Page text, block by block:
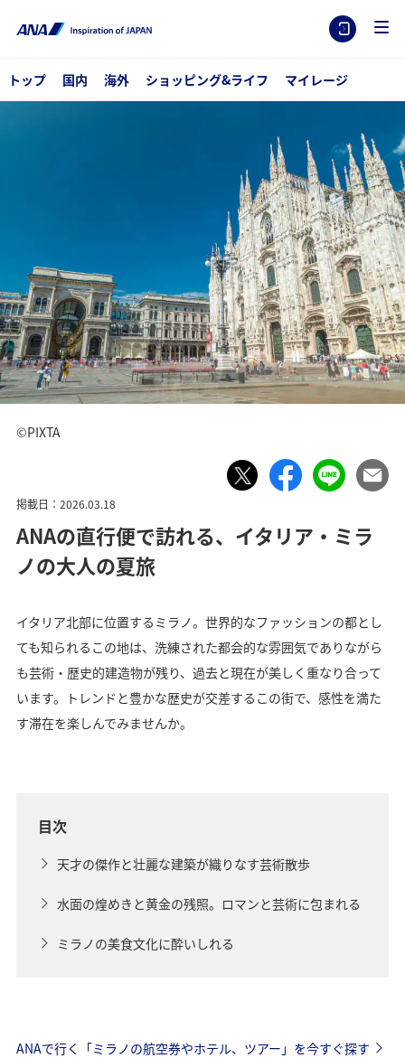
トップ 国内 海外 ショッピング&ライフ マイレージ
©PIXTA
掲載日：2026.03.18
ANAの直行便で訪れる、イタリア・ミラ
ノの大人の夏旅
イタリア北部に位置するミラノ。世界的なファッションの都とし
ても知られるこの地は、洗練された都会的な雰囲気でありながら
も芸術・歴史的建造物が残り、過去と現在が美しく重なり合って
います。トレンドと豊かな歴史が交差するこの街で、感性を満た
す滞在を楽しんでみませんか。
目次
天才の傑作と壮麗な建築が織りなす芸術散歩
水面の煌めきと黄金の残照。ロマンと芸術に包まれる
ミラノの美食文化に酔いしれる
ANAで行く「ミラノの航空券やホテル、ツアー」を今すぐ探す